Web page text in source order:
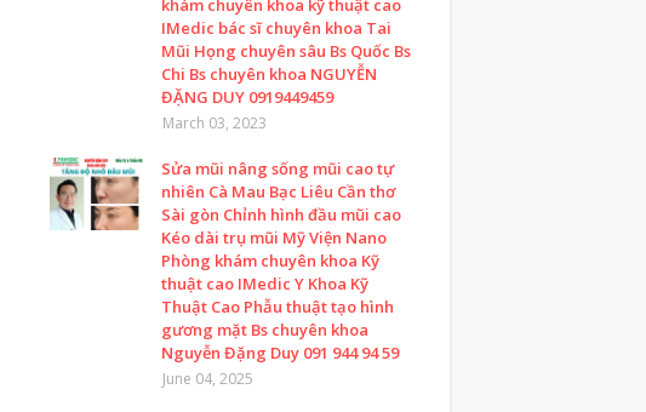
khám chuyên khoa kỹ thuật cao
IMedic bác sĩ chuyên khoa Tai
Mũi Họng chuyên sâu Bs Quốc Bs
Chi Bs chuyên khoa NGUYỄN
ĐẶNG DUY 0919449459
March 03, 2023
Sửa mũi nâng sống mũi cao tự
nhiên Cà Mau Bạc Liêu Cần thơ
Sài gòn Chỉnh hình đầu mũi cao
Kéo dài trụ mũi Mỹ Viện Nano
Phòng khám chuyên khoa Kỹ
thuật cao IMedic Y Khoa Kỹ
Thuật Cao Phẫu thuật tạo hình
gương mặt Bs chuyên khoa
Nguyễn Đặng Duy 091 944 94 59
June 04, 2025